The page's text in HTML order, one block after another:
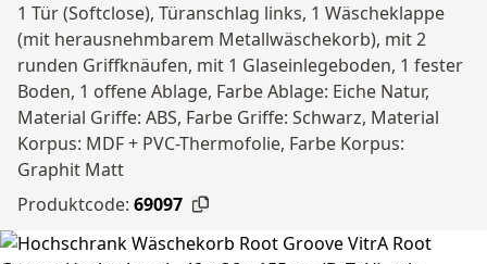
1 Tür (Softclose), Türanschlag links, 1 Wäscheklappe
(mit herausnehmbarem Metallwäschekorb), mit 2
runden Griffknäufen, mit 1 Glaseinlegeboden, 1 fester
Boden, 1 offene Ablage, Farbe Ablage: Eiche Natur,
Material Griffe: ABS, Farbe Griffe: Schwarz, Material
Korpus: MDF + PVC-Thermofolie, Farbe Korpus:
Graphit Matt
Produktcode: 69097